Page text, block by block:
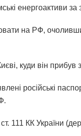
енергоактиви
на РФ,
куди він прибув
російські
111 КК України